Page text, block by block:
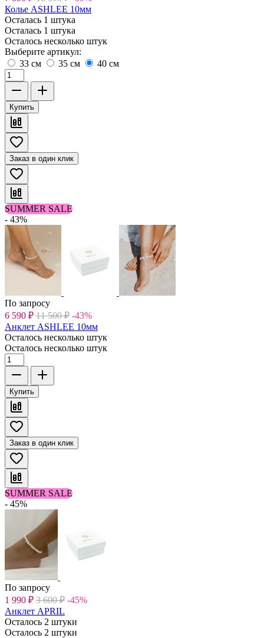
Колье ASHLEE 10мм
Осталась 1 штука
Осталась 1 штука
Осталось несколько штук
Выберите артикул:
33 см
35 см 40 см
Купить
Заказ в один клик
SUMMER SALE
- 43%
По запросу
6 590 ₽ 11 500 ₽ -43%
Анклет ASHLEE 10мм
Осталось несколько штук
Осталось несколько штук
Купить
Заказ в один клик
SUMMER SALE
- 45%
По запросу
1 990 ₽ 3 600 ₽ -45%
Анклет APRIL
Осталось 2 штуки
Осталось 2 штуки